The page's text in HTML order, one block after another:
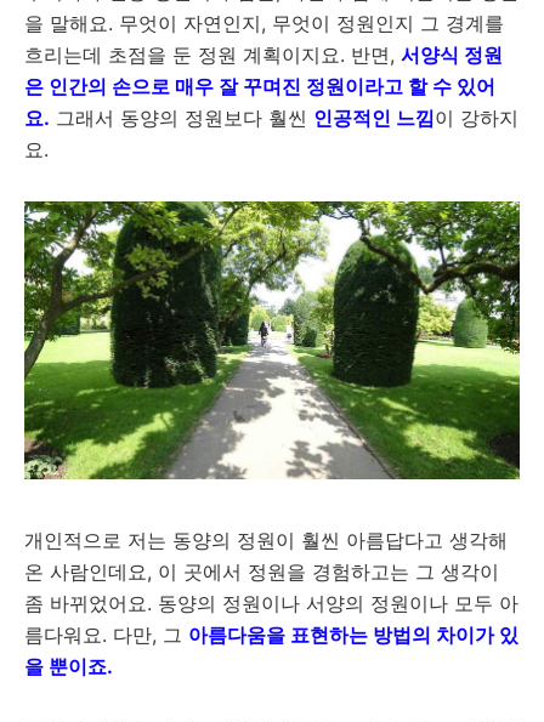
을 말해요. 무엇이 자연인지, 무엇이 정원인지 그 경계를
흐리는데 초점을 둔 정원 계획이지요. 반면, 서양식 정원
은 인간의 손으로 매우 잘 꾸며진 정원이라고 할 수 있어
요. 그래서 동양의 정원보다 훨씬 인공적인 느낌이 강하지
요.
개인적으로 저는 동양의 정원이 훨씬 아름답다고 생각해
온 사람인데요, 이 곳에서 정원을 경험하고는 그 생각이
좀 바뀌었어요. 동양의 정원이나 서양의 정원이나 모두 아
름다워요. 다만, 그 아름다움을 표현하는 방법의 차이가 있
을 뿐이죠.